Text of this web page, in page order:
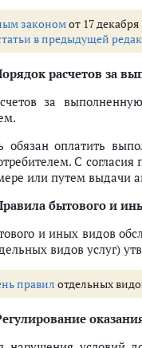
закономот 17
в предыдущей
расчетов за
за
обязан оплатить
С
или путем выдачи
бытового и
и иных видов
видов услуг)
правил отдельных